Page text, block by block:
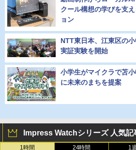
クール構想の学びを支
ョン
NTT東日本、江東区の
実証実験を開始
小学生がマイクラで苫
に未来のまちを提案
Impress Watchシリーズ 人気記
1時間 24時間 1